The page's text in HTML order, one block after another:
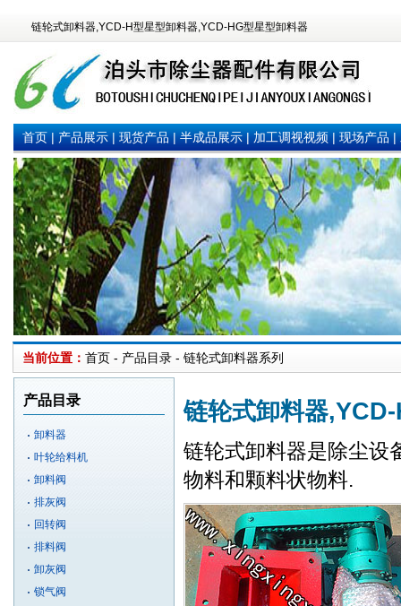
链轮式卸料器,YCD-H型星型卸料器,YCD-HG型星型卸料器
首页|产品展示|现货产品|半成品展示|加工调视视频|现场产品|
当前位置： 首页 - 产品目录 - 链轮式卸料器系列
产品目录
卸料器
叶轮给料机
卸料阀
排灰阀
回转阀
排料阀
卸灰阀
锁气阀
链轮式卸料器
链轮式卸料器是除尘设
物料和颗料状物料.